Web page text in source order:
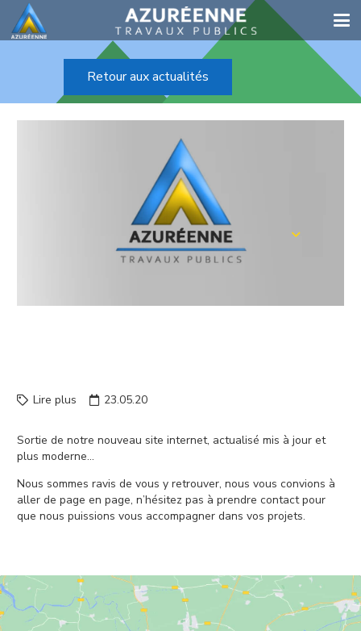
Retour aux actualités
Lire plus 23.05.20
Sortie de notre nouveau site internet, actualisé mis à jour et
plus moderne…
Nous sommes ravis de vous y retrouver, nous vous convions à
aller de page en page, n’hésitez pas à prendre contact pour
que nous puissions vous accompagner dans vos projets.